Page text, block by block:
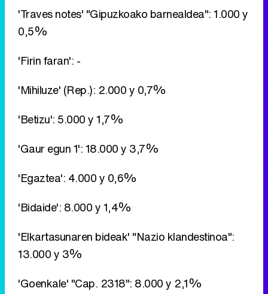
'Traves notes' "Gipuzkoako barnealdea": 1.000 y
0,5%
'Firin faran': -
'Mihiluze' (Rep.): 2.000 y 0,7%
'Betizu': 5.000 y 1,7%
'Gaur egun 1': 18.000 y 3,7%
'Egaztea': 4.000 y 0,6%
'Bidaide': 8.000 y 1,4%
'Elkartasunaren bideak' "Nazio klandestinoa":
13.000 y 3%
'Goenkale' "Cap. 2318": 8.000 y 2,1%